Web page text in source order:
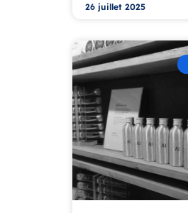
26 juillet 2025